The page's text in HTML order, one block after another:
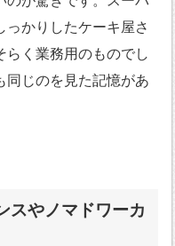
っかりしたケーキ屋さ
らく業務用のものでし
同じのを見た記憶があ
スやノマドワーカ